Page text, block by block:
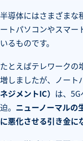
半導体にはさまざまな
ートパソコンやスマー
いるものです。
たとえばテレワークの
増しましたが、ノート
ネジメントIC） は、
迫。 ニューノーマルの
に悪化させる引き金に